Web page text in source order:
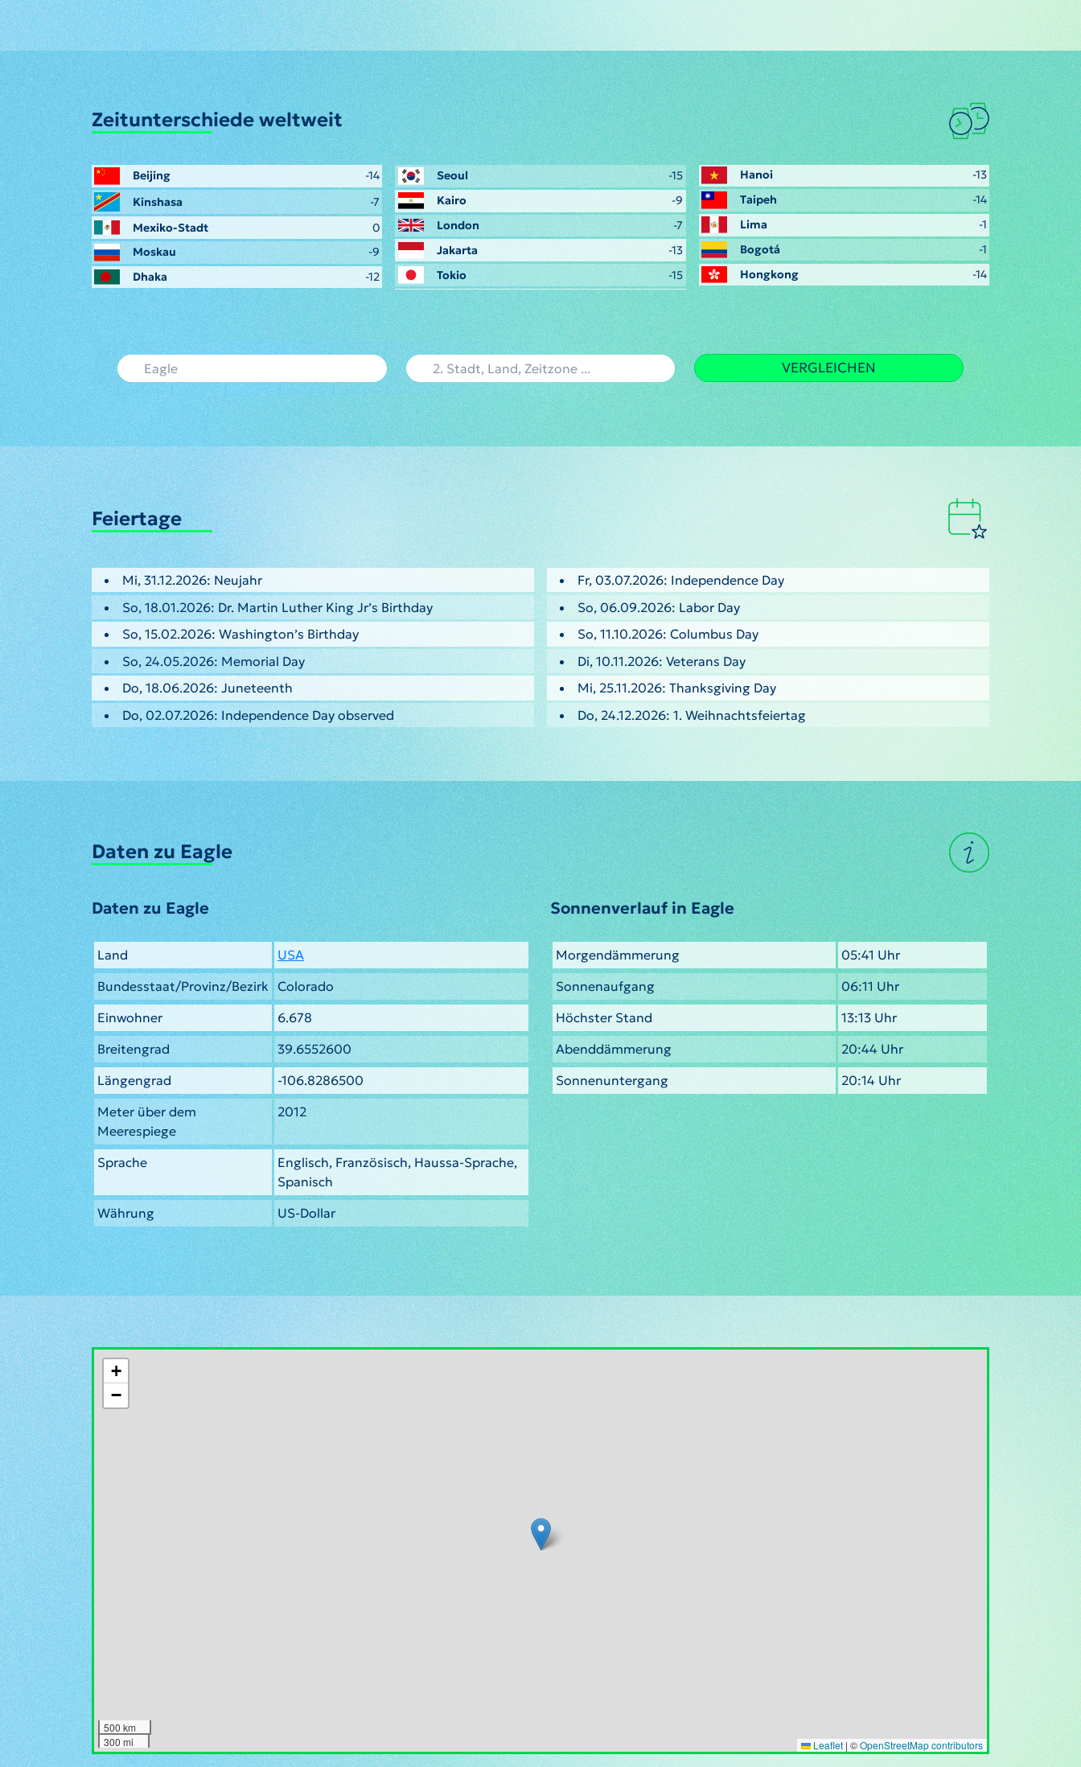
Zeitunterschiede weltweit
Beijing
-14
Kinshasa
-7
Mexiko-Stadt
0
Moskau
-9
Dhaka
-12
Seoul
-15
Kairo
-9
London
-7
Jakarta
-13
Tokio
-15
Hanoi
-13
Taipeh
-14
Lima
-1
Bogotá
-1
Hongkong
-14
VERGLEICHEN
Feiertage
Mi, 31.12.2026: Neujahr
So, 18.01.2026: Dr. Martin Luther King Jr’s Birthday
So, 15.02.2026: Washington’s Birthday
So, 24.05.2026: Memorial Day
Do, 18.06.2026: Juneteenth
Do, 02.07.2026: Independence Day observed
Fr, 03.07.2026: Independence Day
So, 06.09.2026: Labor Day
So, 11.10.2026: Columbus Day
Di, 10.11.2026: Veterans Day
Mi, 25.11.2026: Thanksgiving Day
Do, 24.12.2026: 1. Weihnachtsfeiertag
Daten zu Eagle
Daten zu Eagle
Land
USA
Bundesstaat/Provinz/Bezirk Colorado
Einwohner
6.678
Breitengrad
39.6552600
Längengrad
-106.8286500
Meter über dem
Meerespiege
2012
Sprache
Englisch, Französisch, Haussa-Sprache,
Spanisch
Währung
US-Dollar
Sonnenverlauf in Eagle
Morgendämmerung
05:41 Uhr
Sonnenaufgang
06:11 Uhr
Höchster Stand
13:13 Uhr
Abenddämmerung
20:44 Uhr
Sonnenuntergang
20:14 Uhr
+
−
500 km
300 mi
Leaflet | ©OpenStreetMap contributors